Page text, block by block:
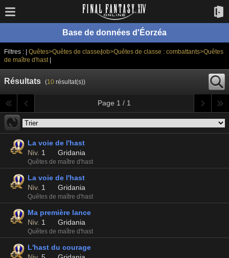
Base de données d'Éorzéa
Filtres : | Quêtes>Quêtes de classe/job>Quêtes de classe : combattants>Quêtes
de maître d'hast|
Résultats (10résultat(s))
Page 1 / 1
La voie de l'hast
Niv. 1 Gridania
Quêtes de maître d'hast
La voie de l'hast
Niv. 1 Gridania
Quêtes de maître d'hast
Ma première lance
Niv. 1 Gridania
Quêtes de maître d'hast
L'hast du courage